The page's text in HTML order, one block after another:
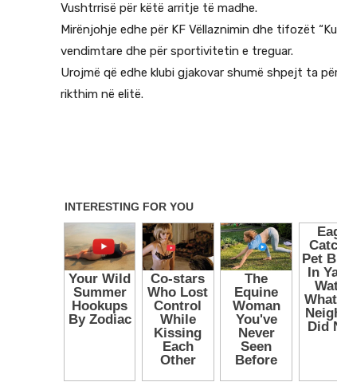
Vushtrrisë për këtë arritje të madhe.
Mirënjohje edhe për KF Vëllaznimin dhe tifozët
vendimtare dhe për sportivitetin e treguar.
Urojmë që edhe klubi gjakovar shumë shpejt ta
rikthim në elitë.